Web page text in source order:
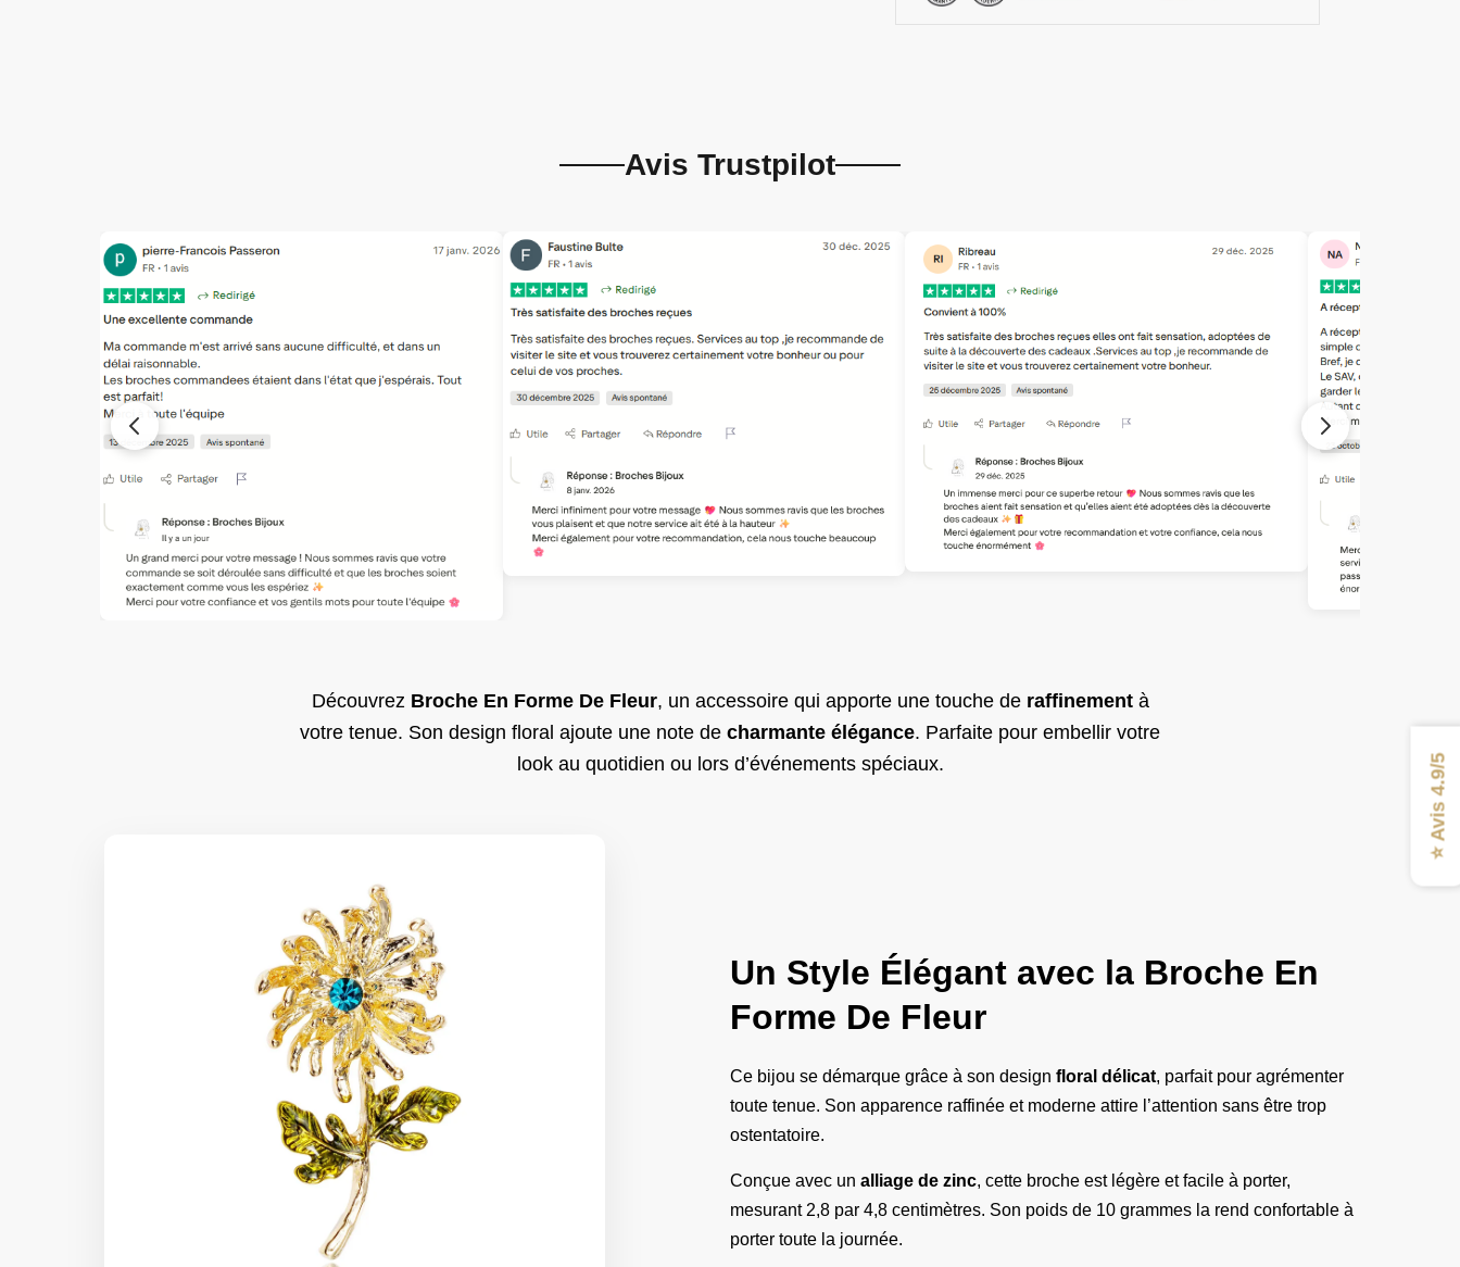
⭐ Avis 4.9/5
Avis Trustpilot
Découvrez Broche En Forme De Fleur​, un accessoire qui apporte une touche de raffinementà
votre tenue. Son design floral ajoute une note de charmante élégance. Parfaite pour embellir votre
look au quotidien ou lors d’événements spéciaux.
Un Style Élégant avec la Broche En
Forme De Fleur​
Ce bijou se démarque grâce à son design floral délicat, parfait pour agrémenter
toute tenue. Son apparence raffinée et moderne attire l’attention sans être trop
ostentatoire.
Conçue avec un alliage de zinc, cette broche est légère et facile à porter,
mesurant 2,8 par 4,8 centimètres. Son poids de 10 grammes la rend confortable à
porter toute la journée.